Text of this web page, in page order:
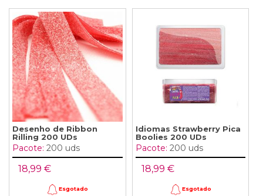
Desenho de Ribbon
Rilling 200 UDs
Pacote: 200 uds
18,99 €
Esgotado
Idiomas Strawberry Pica
Boolies 200 UDs
Pacote: 200 uds
18,99 €
Esgotado